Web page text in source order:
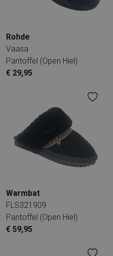
Rohde
Vaasa
Pantoffel (open Hiel)
€ 29,95
Warmbat
FLS321909
Pantoffel (open Hiel)
€ 59,95